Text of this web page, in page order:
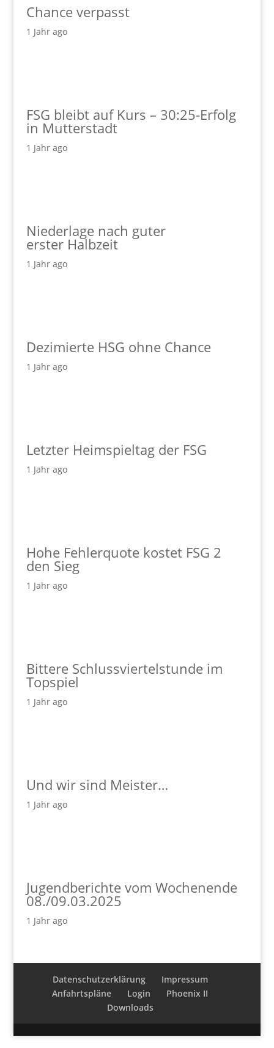
Chance verpasst
1 Jahr ago
FSG bleibt auf Kurs – 30:25-Erfolg
in Mutterstadt
1 Jahr ago
Niederlage nach guter
erster Halbzeit
1 Jahr ago
Dezimierte HSG ohne Chance
1 Jahr ago
Letzter Heimspieltag der FSG
1 Jahr ago
Hohe Fehlerquote kostet FSG 2
den Sieg
1 Jahr ago
Bittere Schlussviertelstunde im
Topspiel
1 Jahr ago
Und wir sind Meister…
1 Jahr ago
Jugendberichte vom Wochenende
08./09.03.2025
1 Jahr ago
Datenschutzerklärung
Impressum
Anfahrtspläne
Login
Phoenix II
Downloads